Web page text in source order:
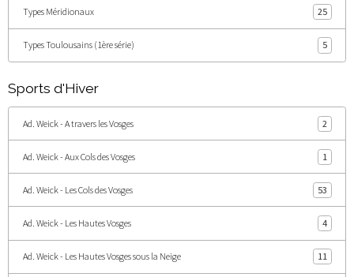
Types Méridionaux 25
Types Toulousains (1ère série) 5
Sports d'Hiver
Ad. Weick - A travers les Vosges 2
Ad. Weick - Aux Cols des Vosges 1
Ad. Weick - Les Cols des Vosges 53
Ad. Weick - Les Hautes Vosges 4
Ad. Weick - Les Hautes Vosges sous la Neige 11